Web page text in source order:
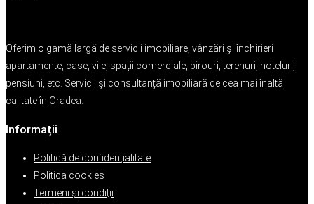
Oferim o gamă largă de servicii imobiliare, vânzări și închirieri
apartamente, case, vile, spații comerciale, birouri, terenuri, hoteluri,
pensiuni, etc. Servicii și consultanță imobiliară de cea mai înaltă
calitate în Oradea.
Informații
Politică de confidențialitate
Politica cookies
Termeni şi condiţii